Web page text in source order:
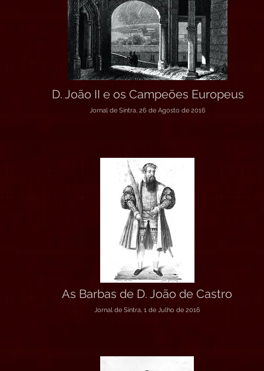
D. João II e os Campeões Europeus
Jornal de Sintra, 26 de Agosto de 2016
As Barbas de D. João de Castro
Jornal de Sintra, 1 de Julho de 2016